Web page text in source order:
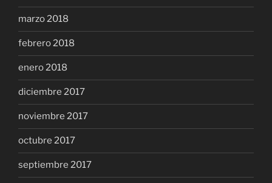
marzo 2018
febrero 2018
enero 2018
diciembre 2017
noviembre 2017
octubre 2017
septiembre 2017